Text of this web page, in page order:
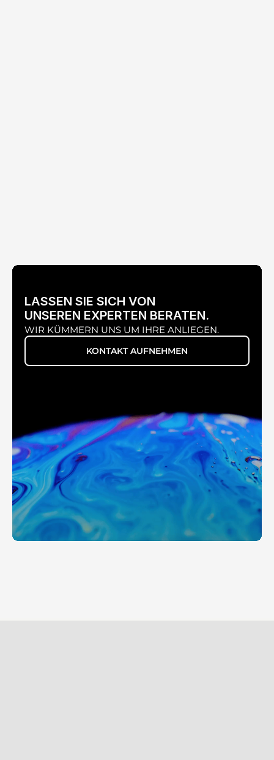
XENONLUX 180 WATT
LASSEN SIE SICH VON
UNSEREN EXPERTEN BERATEN.
WIR KÜMMERN UNS UM IHRE ANLIEGEN.
KONTAKT AUFNEHMEN